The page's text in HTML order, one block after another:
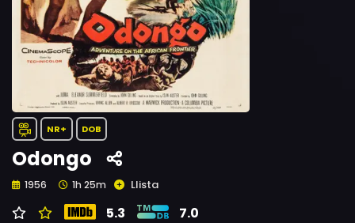
NR+ DOB
Odongo
1956 1h 25m Llista
5.3 7.0